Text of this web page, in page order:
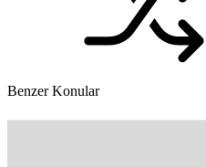
Benzer Konular